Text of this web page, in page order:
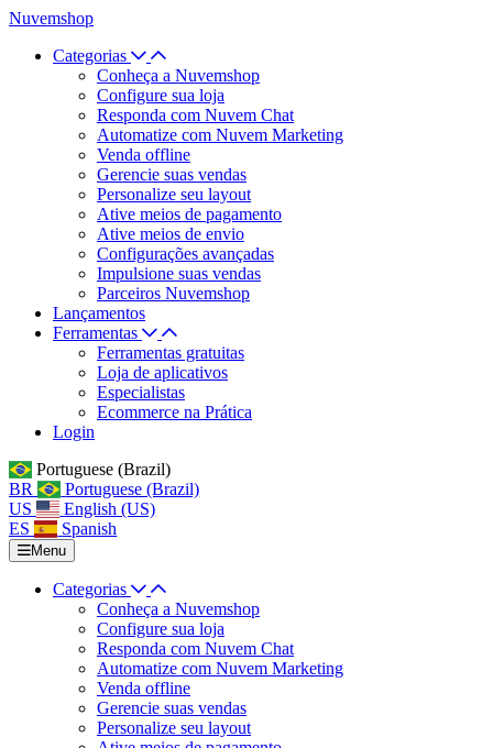
Nuvemshop
Categorias
Conheça a Nuvemshop
Configure sua loja
Responda com Nuvem Chat
Automatize com Nuvem Marketing
Venda offline
Gerencie suas vendas
Personalize seu layout
Ative meios de pagamento
Ative meios de envio
Configurações avançadas
Impulsione suas vendas
Parceiros Nuvemshop
Lançamentos
Ferramentas
Ferramentas gratuitas
Loja de aplicativos
Especialistas
Ecommerce na Prática
Login
Portuguese (Brazil)
BR
Portuguese (Brazil)
US
English (US)
ES
Spanish
Menu
Categorias
Conheça a Nuvemshop
Configure sua loja
Responda com Nuvem Chat
Automatize com Nuvem Marketing
Venda offline
Gerencie suas vendas
Personalize seu layout